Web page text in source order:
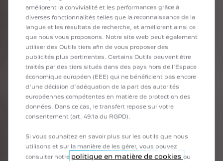
d’informations, rendez-vous sur le site : www.groupe-psa.com
DES ESSUIE-GLACES DE
GRANDE QUALITÉ
Les balais d’essuie-glaces PEUGEOT offrent des qualités
remarquables et répondent à un cahier des charges strict.
Parfaitement adaptés à votre PEUGEOT, les balais d'essuie-
glaces allient haute qualité, résistance et essuyage
atmosphériques.
améliorent la convivialité et les performances grâce à
diverses fonctionnalités telles que la reconnaissance de la
langue et les résultats de recherche, et améliorent ainsi ce
que nous vous proposons. Notre site web peut également
utiliser des Outils tiers afin de vous proposer des
publicités plus pertinentes. Certains Outils peuvent être
traités par des tiers situés dans des pays hors de l'Espace
économique européen (EEE) qui ne bénéficient pas encore
d'une décision d'adéquation de la part des autorités
européennes compétentes en matière de protection des
données. Dans ce cas, le transfert repose sur votre
consentement (art. 49.1a du RGPD).
Si vous souhaitez en savoir plus sur les outils que nous
utilisons et sur la manière de les gérer, vous pouvez
consulter notre politique en matière de cookies ou